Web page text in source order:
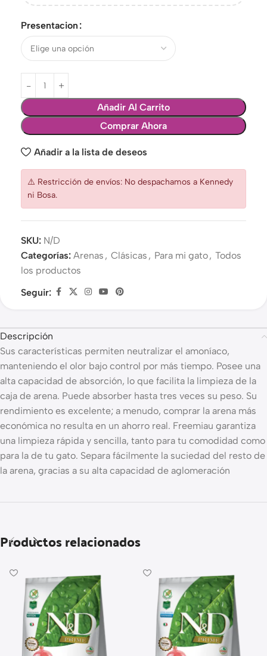
Presentacion
Añadir Al Carrito
Comprar Ahora
Añadir a la lista de deseos
⚠️ Restricción de envíos: No despachamos a Kennedy
ni Bosa.
SKU: N/D
Categorías: Arenas , Clásicas , Para mi gato, Todos
los productos
Seguir:
Descripción
Sus características permiten neutralizar el amoníaco,
manteniendo el olor bajo control por más tiempo. Posee una
alta capacidad de absorción, lo que facilita la limpieza de la
caja de arena. Puede absorber hasta tres veces su peso. Su
rendimiento es excelente; a menudo, comprar la arena más
económica no resulta en un ahorro real. Freemiau garantiza
una limpieza rápida y sencilla, tanto para tu comodidad como
para la de tu gato. Separa fácilmente la suciedad del resto de
la arena, gracias a su alta capacidad de aglomeración
Productos relacionados